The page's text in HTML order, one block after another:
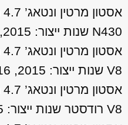
N430 שנות ייצור: 2015, 2016
V8 שנות ייצור: 2015, 2016, 2017
V8 רודסטר שנות ייצור: 2015, 2016